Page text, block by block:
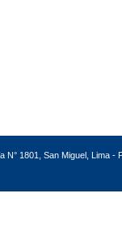
N° 1801, San Miguel, Lima -